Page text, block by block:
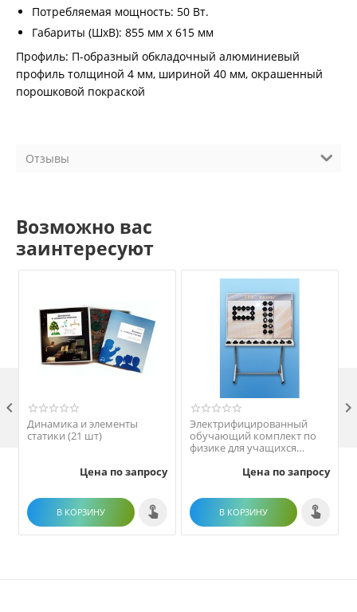
Потребляемая мощность: 50 Вт.
Габариты (ШхВ): 855 мм х 615 мм
Профиль: П-образный обкладочный алюминиевый
профиль толщиной 4 мм, шириной 40 мм, окрашенный
порошковой покраской
Отзывы
Возможно вас
заинтересуют
Динамика и элементы
статики (21 шт)
Цена по запросу
В КОРЗИНУ
Электрифицированный
обучающий комплект по
физике для учащихся
учреждений "ЕГЭ-пазлы"
Цена по запросу
В КОРЗИНУ
 